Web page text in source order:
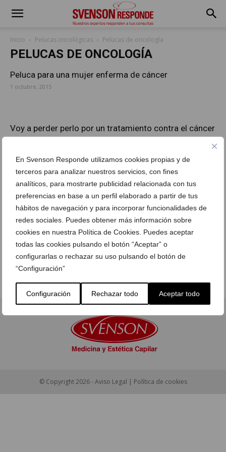
En Svenson Responde utilizamos cookies propias y de
terceros para analizar nuestros servicios, con fines
analíticos, para mostrarte publicidad relacionada con tus
preferencias en base a un perfil elaborado a partir de tus
hábitos de navegación y para incorporar funcionalidades de
redes sociales. Puedes obtener más información sobre
cookies en nuestra Política de Cookies. Puedes aceptar
todas las cookies pulsando el botón “Aceptar” o
configurarlas o rechazar su uso pulsando el botón de
“Configuración”
Configuración Rechazar todo Aceptar todo
Inicio Pelucas oncológicas Pelucas de oncología
PELUCAS DE ONCOLOGÍA
Peluca para una mujer enferma de cáncer
1 octubre, 2015
Voy a perder perlo por un tratamiento contra el cáncer
¿Es necesario acudir en persona para aplicar una
peluca?
29 junio, 2016
ENVIA TU CONSULTA A
SVENSON
© Copyright 2026 -Aviso Legal | Política de cookies